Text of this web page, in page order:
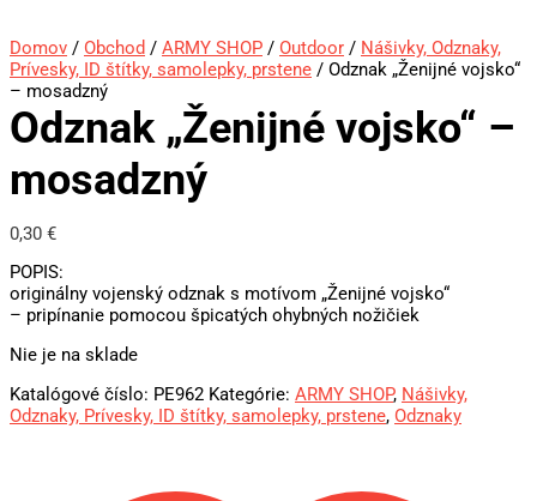
Domov / Obchod / ARMY SHOP / Outdoor / Nášivky, Odznaky,
Prívesky, ID štítky, samolepky, prstene / Odznak „Ženijné vojsko“
– mosadzný
Odznak „Ženijné vojsko“ –
mosadzný
0,30 €
POPIS:
originálny vojenský odznak s motívom „Ženijné vojsko“
– pripínanie pomocou špicatých ohybných nožičiek
Nie je na sklade
Katalógové číslo: PE962 Kategórie: ARMY SHOP, Nášivky,
Odznaky, Prívesky, ID štítky, samolepky, prstene, Odznaky